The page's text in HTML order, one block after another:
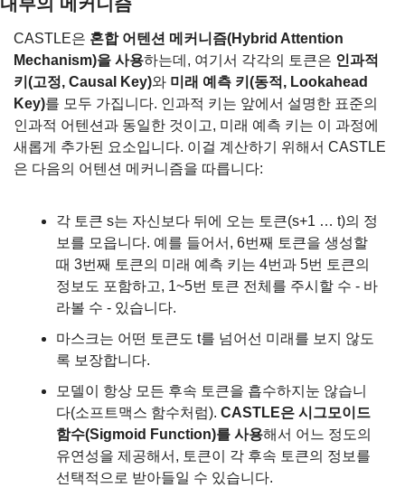
CASTLE은 혼합 어텐션 메커니즘(Hybrid Attention
Mechanism)을 사용하는데, 여기서 각각의 토큰은 인과적
키(고정, Causal Key)와 미래 예측 키(동적, Lookahead
Key)를 모두 가집니다. 인과적 키는 앞에서 설명한 표준의
인과적 어텐션과 동일한 것이고, 미래 예측 키는 이 과정에
새롭게 추가된 요소입니다. 이걸 계산하기 위해서 CASTLE
은 다음의 어텐션 메커니즘을 따릅니다:
각 토큰 s는 자신보다 뒤에 오는 토큰(s+1 … t)의 정
보를 모읍니다. 예를 들어서, 6번째 토큰을 생성할
때 3번째 토큰의 미래 예측 키는 4번과 5번 토큰의
정보도 포함하고, 1~5번 토큰 전체를 주시할 수 - 바
라볼 수 - 있습니다.
마스크는 어떤 토큰도 t를 넘어선 미래를 보지 않도
록 보장합니다.
모델이 항상 모든 후속 토큰을 흡수하지눈 않습니
다(소프트맥스 함수처럼). CASTLE은 시그모이드
함수(Sigmoid Function)를 사용해서 어느 정도의
유연성을 제공해서, 토큰이 각 후속 토큰의 정보를
선택적으로 받아들일 수 있습니다.